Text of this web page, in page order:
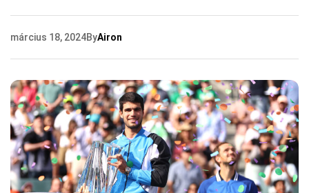
március 18, 2024ByAiron